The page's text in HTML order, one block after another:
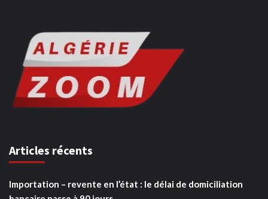
Articles récents
Importation – revente en l’état : le délai de domiciliation